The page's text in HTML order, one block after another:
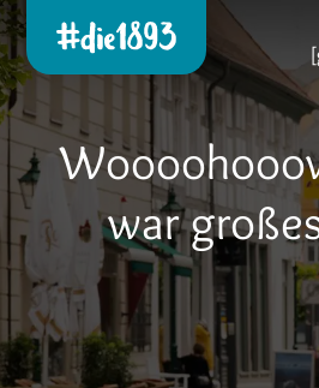
war
Die 1893
Zur neuen Startseite